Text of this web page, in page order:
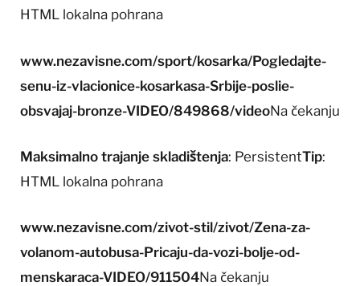
HTML lokalna pohrana
www.nezavisne.com/sport/kosarka/Pogledajte-
senu-iz-vlacionice-kosarkasa-Srbije-poslie-
obsvajaj-bronze-VIDEO/849868/videoNa čekanju
Maksimalno trajanje skladištenja: PersistentTip:
HTML lokalna pohrana
www.nezavisne.com/zivot-stil/zivot/Zena-za-
volanom-autobusa-Pricaju-da-vozi-bolje-od-
menskaraca-VIDEO/911504Na čekanju